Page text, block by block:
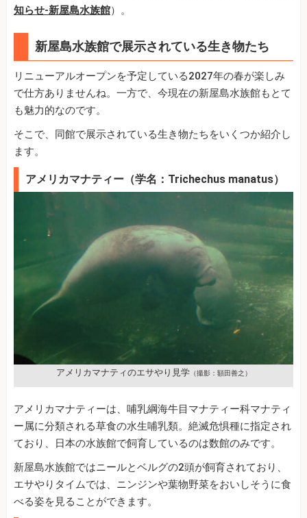
知らせ-新屋島水族館）。
新屋島水族館で展示されている生き物たち
リニューアルオープンを予定している2027年の春が楽しみ
で仕方ありませんね。一方で、今現在の新屋島水族館もとて
も魅力的なのです。
そこで、同館で展示されている生き物たちをいくつか紹介し
ます。
アメリカマナティー（学名：Trichechus manatus）
アメリカマナティのエサやり見学（撮影：額田善之）
アメリカマナティーは、哺乳綱海牛目マナティー科マナティ
ー属に分類される草食の水生哺乳類。絶滅危惧種に指定され
ており、日本の水族館で飼育しているのは数館のみです。
新屋島水族館ではニールとベルグの2頭が飼育されており、
エサやりタイムでは、ニンジンや葉物野菜をおいしそうに食
べる姿を見ることができます。